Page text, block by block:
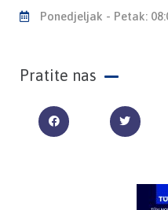
Ponedjeljak - Petak:
Pratite nas